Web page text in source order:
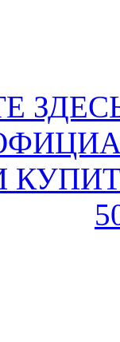
И